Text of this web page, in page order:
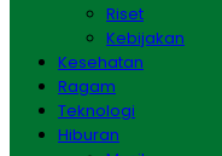
Riset
Kebijakan
Kesehatan
Ragam
Teknologi
Hiburan